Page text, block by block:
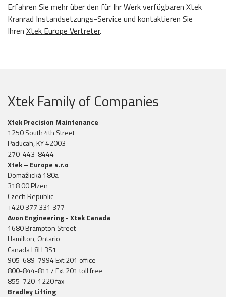
Erfahren Sie mehr über den für Ihr Werk verfügbaren Xtek
Kranrad Instandsetzungs-Service und kontaktieren Sie
Ihren Xtek Europe Vertreter.
Xtek Family of Companies
Xtek Precision Maintenance
1250 South 4th Street
Paducah, KY 42003
270-443-8444
Xtek – Europe s.r.o
Domažlická 180a
318 00 Plzen
Czech Republic
+420 377 331 377
Avon Engineering - Xtek Canada
1680 Brampton Street
Hamilton, Ontario
Canada L8H 3S1
905-689-7994 Ext 201 office
800-844-8117 Ext 201 toll free
855-720-1220 fax
Bradley Lifting